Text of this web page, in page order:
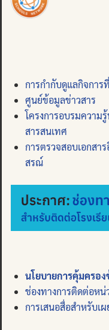
การกำกับดูแลกิจการ
ศูนย์ข้อมูลข่าวสาร
โครงการอบรมความ
สารสนเทศ
การตรวจสอบเอกสา
สรณ์
นโยบายการคุ้มครอ
ช่องทางการติดต่อหน่
การเสนอสื่อสำหรับเ